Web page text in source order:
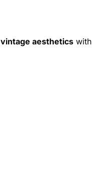
vintage aesthetics with